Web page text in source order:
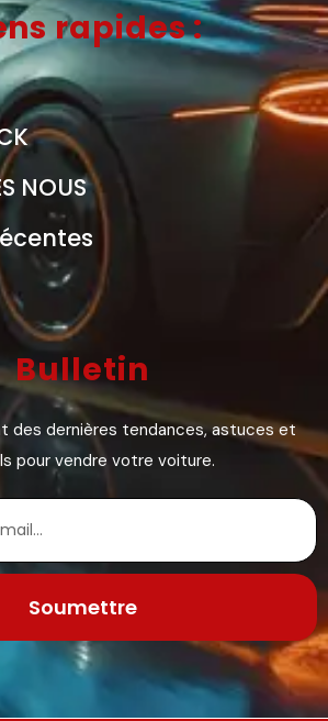
rapides :
NOUS
Bulletin
des dernières tendances, astuces et
pour vendre votre voiture.
Soumettre